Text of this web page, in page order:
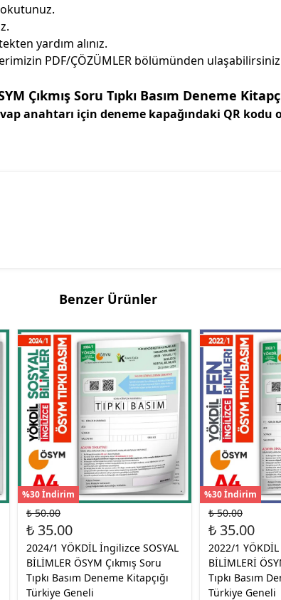
yardım alınız.
PDF/ÇÖZÜMLER bölümünden
Çıkmış Soru Tıpkı Basım Deneme
anahtarı için deneme kapağındaki QR
Benzer Ürünler
%30 İndirim
₺ 50.00
₺ 35.00
2024/1 YÖKDİL İngilizce SOSYAL
BİLİMLER ÖSYM Çıkmış Soru
Tıpkı Basım Deneme Kitapçığı
Türkiye Geneli
%30 İndirim
₺ 50.00
₺ 35.00
2022/1
BİLİMLERİ
Tıpkı Basım
Türkiye Geneli